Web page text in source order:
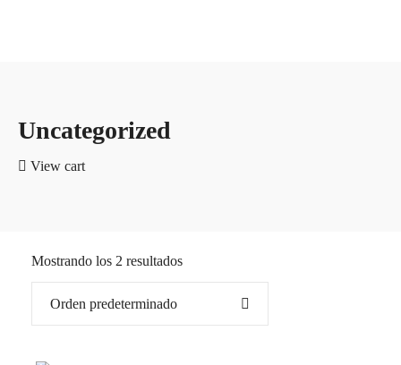
Uncategorized
View cart
Mostrando los 2 resultados